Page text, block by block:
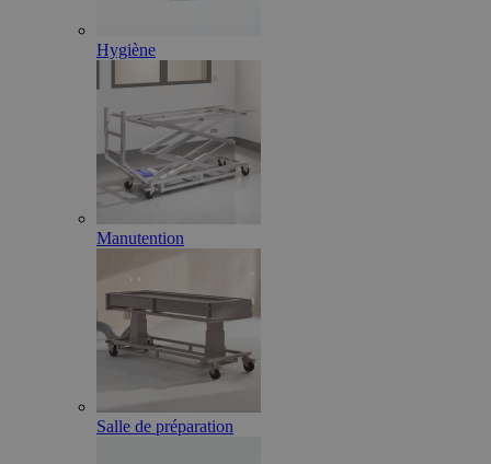
Hygiène
Manutention
Salle de préparation